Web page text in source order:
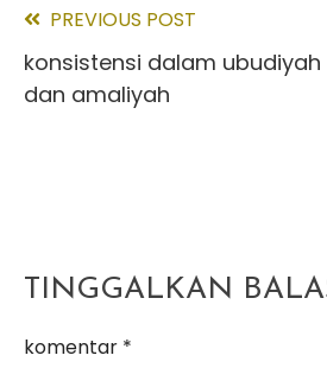
Read
more
PREVIOUS POST
konsistensi dalam ubudiyah
dan amaliyah
TINGGALKAN
komentar *